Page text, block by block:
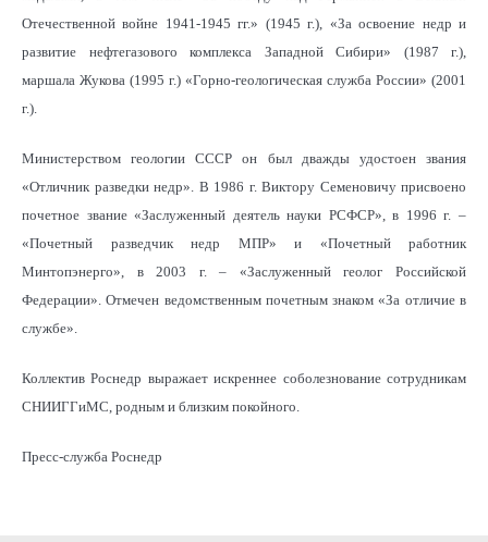
Отечественной войне 1941-1945 гг.» (1945 г.), «За освоение недр и
развитие нефтегазового комплекса Западной Сибири» (1987 г.),
маршала Жукова (1995 г.) «Горно-геологическая служба России» (2001
г.).
Министерством геологии СССР он был дважды удостоен звания
«Отличник разведки недр». В 1986 г. Виктору Семеновичу присвоено
почетное звание «Заслуженный деятель науки РСФСР», в 1996 г. –
«Почетный разведчик недр МПР» и «Почетный работник
Минтопэнерго», в 2003 г. – «Заслуженный геолог Российской
Федерации». Отмечен ведомственным почетным знаком «За отличие в
службе».
Коллектив Роснедр выражает искреннее соболезнование сотрудникам
СНИИГГиМС, родным и близким покойного.
Пресс-служба Роснедр